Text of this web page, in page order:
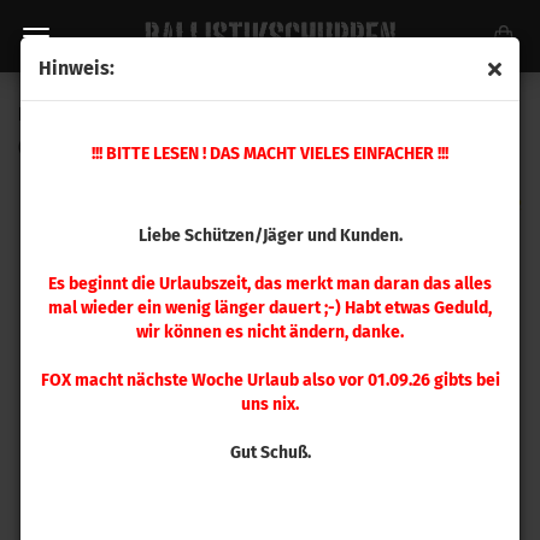
Hinweis:
!!! BITTE LESEN ! DAS MACHT VIELES EINFACHER !!!
Liebe Schützen/Jäger und Kunden.
Es beginnt die Urlaubszeit, das merkt man daran das alles
mal wieder ein wenig länger dauert ;-) Habt etwas Geduld,
wir können es nicht ändern, danke.
FOX macht nächste Woche Urlaub also vor 01.09.26 gibts bei
uns nix.
Gut Schuß.
24411)